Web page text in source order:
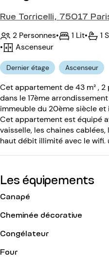
Rue Torricelli, 75017
2 Personnes• 1 Lit• 1
•
Ascenseur
Dernier étage Ascenseur
Cet appartement de 43 m² , 2 pièces
dans le 17ème
immeuble du 20ème siècle et il peut accueillir 2 personnes.
Cet appartement est équipé
vaisselle, les chaines
haut débit illimité avec le wifi,
une concierge.
Les équipements
Canapé
Cheminée décorative
Congélateur
Four